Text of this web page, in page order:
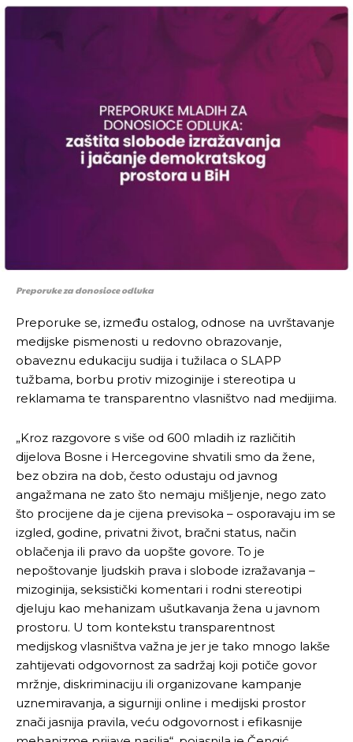
Preporuke za donosioce odluka
Preporuke se, između ostalog, odnose na uvrštavanje
medijske pismenosti u redovno obrazovanje,
obaveznu edukaciju sudija i tužilaca o SLAPP
tužbama, borbu protiv mizoginije i stereotipa u
reklamama te transparentno vlasništvo nad medijima.
„Kroz razgovore s više od 600 mladih iz različitih
dijelova Bosne i Hercegovine shvatili smo da žene,
bez obzira na dob, često odustaju od javnog
angažmana ne zato što nemaju mišljenje, nego zato
što procijene da je cijena previsoka – osporavaju im se
izgled, godine, privatni život, bračni status, način
oblačenja ili pravo da uopšte govore. To je
nepoštovanje ljudskih prava i slobode izražavanja –
mizoginija, seksistički komentari i rodni stereotipi
djeluju kao mehanizam ušutkavanja žena u javnom
prostoru. U tom kontekstu transparentnost
medijskog vlasništva važna je jer je tako mnogo lakše
zahtijevati odgovornost za sadržaj koji potiče govor
mržnje, diskriminaciju ili organizovane kampanje
uznemiravanja, a sigurniji online i medijski prostor
znači jasnija pravila, veću odgovornost i efikasnije